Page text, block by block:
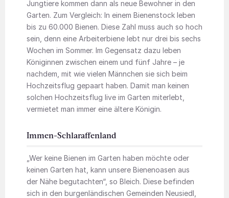
Jungtiere kommen dann als neue Bewohner in den
Garten. Zum Vergleich: In ­einem Bienenstock leben
bis zu 60.000 Bienen. Diese Zahl muss auch so hoch
sein, denn eine Arbeiterbiene lebt nur drei bis sechs
Wochen im Sommer. Im Gegensatz dazu leben
Königinnen zwischen einem und fünf Jahre – je
nachdem, mit wie vielen Männchen sie sich beim
Hochzeitsflug gepaart haben. Damit man keinen
solchen Hochzeitsflug live im Garten miterlebt,
vermietet man immer eine ältere Königin.
Immen-Schlaraffenland
„Wer keine Bienen im Garten haben möchte oder
keinen Garten hat, kann unsere Bienenoasen aus
der Nähe begutachten“, so Bleich. Diese befinden
sich in den burgenländischen Gemeinden Neusiedl,